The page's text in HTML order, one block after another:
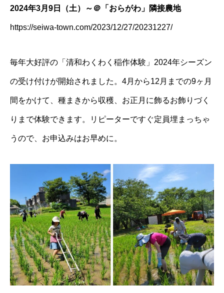
2024年3月9日（土）～＠「おらがわ」隣接農地
https://seiwa-town.com/2023/12/27/20231227/
毎年大好評の「清和わくわく稲作体験」2024年シーズン
の受け付けが開始されました。4月から12月までの9ヶ月
間をかけて、種まきから収穫、お正月に飾るお飾りづく
りまで体験できます。リピーターですぐ定員埋まっちゃ
うので、お申込みはお早めに。